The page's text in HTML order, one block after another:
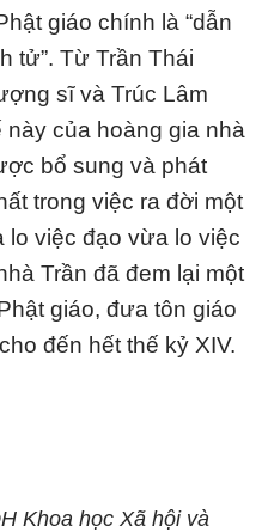
giáo chính là “dẫn
tử”. Từ Trần Thái
sĩ và Trúc Lâm
của hoàng gia nhà
bổ sung và phát
trong việc ra đời một
lo việc đạo vừa lo việc
Trần đã đem lại một
giáo, đưa tôn giáo
đến hết thế kỷ XIV.
Khoa học Xã hội và